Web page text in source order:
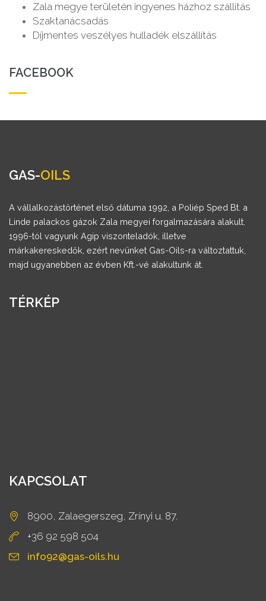
Zala megye területén ingyenes házhoz szállítás
Szaktanácsadás
Díjmentes veszélyes hulladék elszállítás
FACEBOOK
GAS-OILS
A vállalkozástörténet első dátuma 1992, a Poliép Sped Bt. a
Linde palackos gázok Zala megyei forgalmazására alakult.
1996-tól vagyunk Agip viszonteladók, illetve
márkakereskedők, ezért nevünket Gas-Oils-ra változtattuk,
majd ugyanebben az évben Kft.-vé alakultunk át.
TÉRKÉP
KAPCSOLAT
8900, Zalaegerszeg, Zrínyi u. 87.
+36 92 598 504
info92@gas-oils.hu